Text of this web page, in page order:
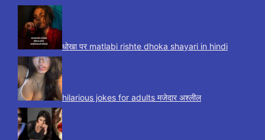
धोखा पर matlabi rishte dhoka shayari in hindi
hilarious jokes for adults मजेदार अश्लील